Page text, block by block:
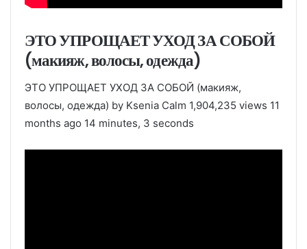
ЭТО УПРОЩАЕТ УХОД ЗА СОБОЙ
(макияж, волосы, одежда)
ЭТО УПРОЩАЕТ УХОД ЗА СОБОЙ (макияж,
волосы, одежда) by Ksenia Calm 1,904,235 views 11
months ago 14 minutes, 3 seconds